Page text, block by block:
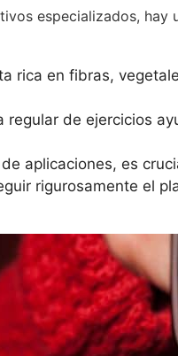
especializados,
rica en fibras,
regular de ejercicios
aplicaciones, es
rigurosamente el